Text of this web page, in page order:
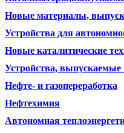
Новые материалы,
Устройства для
Новые каталитические
Устройства, выпускаемые
Нефте- и газопереработка
Нефтехимия
Автономная